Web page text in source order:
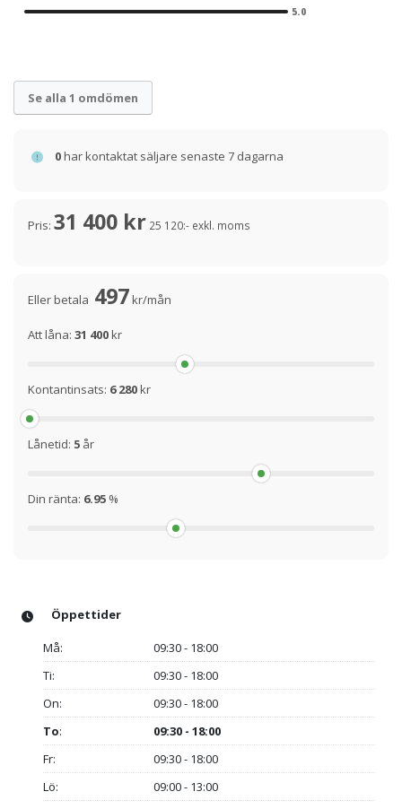
5.0
Se alla 1 omdömen
0har kontaktat säljare senaste 7 dagarna
Pris: 31 400 kr 25 120:- exkl. moms
Eller betala 497kr/mån
Att låna: 31 400kr
Kontantinsats: 6 280kr
Lånetid: 5 år
Din ränta: 6.95 %
Öppettider
Må:
09:30 - 18:00
Ti:
09:30 - 18:00
On:
09:30 - 18:00
To:
09:30 - 18:00
Fr:
09:30 - 18:00
Lö:
09:00 - 13:00